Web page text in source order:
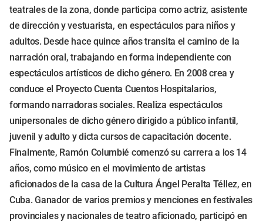
teatrales de la zona, donde participa como actriz, asistente
de dirección y vestuarista, en espectáculos para niños y
adultos. Desde hace quince años transita el camino de la
narración oral, trabajando en forma independiente con
espectáculos artísticos de dicho género. En 2008 crea y
conduce el Proyecto Cuenta Cuentos Hospitalarios,
formando narradoras sociales. Realiza espectáculos
unipersonales de dicho género dirigido a público infantil,
juvenil y adulto y dicta cursos de capacitación docente.
Finalmente, Ramón Columbié comenzó su carrera a los 14
años, como músico en el movimiento de artistas
aficionados de la casa de la Cultura Ángel Peralta Téllez, en
Cuba. Ganador de varios premios y menciones en festivales
provinciales y nacionales de teatro aficionado, participó en